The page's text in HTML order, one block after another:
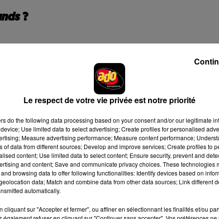
?
dans la main avec le producteur Timbaland - son complice de
ami de longue date, le chanteur américain vient de finaliser
bien. Maintenant, c'est vraiment à lui de voir comment il
le Justin fun - comme 'FutureSex/LoveSounds' mais rien de
Variety.
mais il faut laisser s’exprimer l’enfant de 13 ans en vous,
alorsnous avons voulu que cela ressemble à une
dans ce sens" , a-t-il ajouté, pour le plus grand bonheur
cookies que vous avez exprimé. Si vous souhaitez l'afficher,
en cliquant sur le bouton ci-dessous.
Le respect de votre vie privée est notre priorité
do the following data processing based on your consent and/or our legitimate
Use limited data to select advertising; Create profiles for personalised
Measure advertising performance; Measure content performance;
of data from different sources; Develop and improve services; Create profiles to
content; Use limited data to select content; Ensure security, prevent and
and content; Save and communicate privacy choices. These technologies
browsing data to offer following functionalities: Identify devices based on
data; Match and combine data from other data sources; Link different
automatically.
cliquant sur "Accepter et fermer", ou affiner en sélectionnant les finalités et/ou